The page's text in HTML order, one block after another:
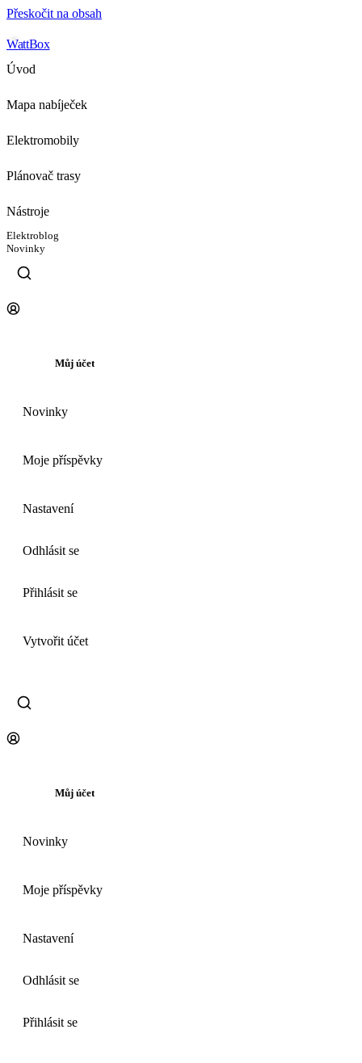
Přeskočit na obsah
WattBox
Úvod
Mapa nabíječek
Elektromobily
Plánovač trasy
Nástroje
Elektroblog
Novinky
Můj účet
Novinky
Moje příspěvky
Nastavení
Odhlásit se
Přihlásit se
Vytvořit účet
Můj účet
Novinky
Moje příspěvky
Nastavení
Odhlásit se
Přihlásit se